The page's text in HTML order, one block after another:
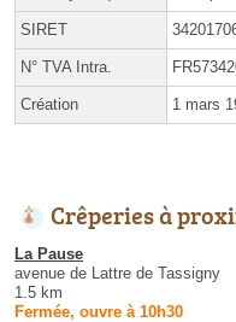
SIRET
N° TVA Intra.
Création 1 mars
Crêperies à
La Pause
avenue de Lattre de Tassigny
1.5 km
Fermée, ouvre à 10h30